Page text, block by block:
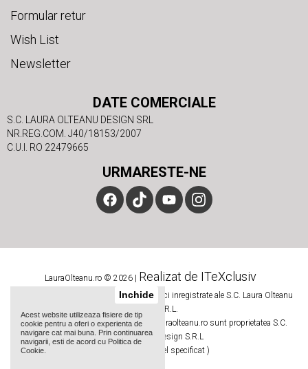
Acest website utilizeaza fisiere de tip
cookie pentru a oferi o experienta de
navigare cat mai buna. Prin continuarea
navigarii, esti de acord cu Politica de
Cookie.
Inchide
Formular retur
Wish List
Newsletter
DATE COMERCIALE
S.C. LAURA OLTEANU DESIGN SRL
NR.REG.COM. J40/18153/2007
C.U.I. RO 22479665
URMARESTE-NE
LauraOlteanu.ro © 2026 | Realizat de ITeXclusiv
Numele si logoul Laura Olteanu sunt marci inregistrate ale S.C. Laura Olteanu
Design S.R.L.
Toate imaginile si textele de pe site-ul lauraolteanu.ro sunt proprietatea S.C.
Laura Olteanu Design S.R.L
( Daca nu este altfel specificat )